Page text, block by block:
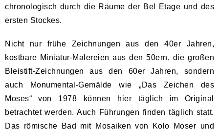
chronologisch durch die Räume der Bel Etage und des
ersten Stockes.
Nicht nur frühe Zeichnungen aus den 40er Jahren,
kostbare Miniatur-Malereien aus den 50ern, die großen
Bleistift-Zeichnungen aus den 60er Jahren, sondern
auch Monumental-Gemälde wie „Das Zeichen des
Moses“ von 1978 können hier täglich im Original
betrachtet werden. Auch Führungen finden täglich statt.
Das römische Bad mit Mosaiken von Kolo Moser und